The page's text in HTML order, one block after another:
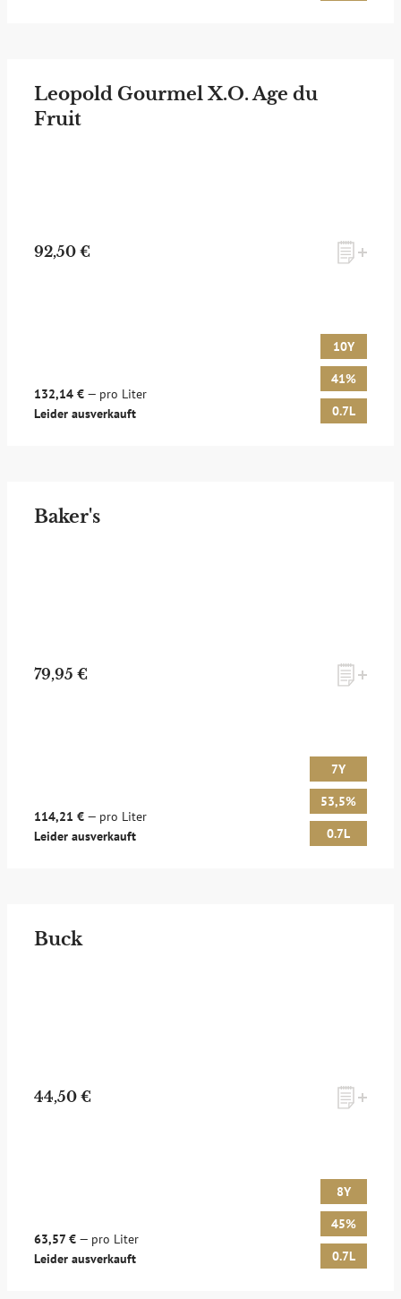
Leopold Gourmel X.O. Age du
Fruit
92,50 €
132,14 € — pro Liter
Leider ausverkauft
10Y
41%
0.7L
Baker's
79,95 €
114,21 € — pro Liter
Leider ausverkauft
7Y
53,5%
0.7L
Buck
44,50 €
63,57 € — pro Liter
Leider ausverkauft
8Y
45%
0.7L
Möchten Sie ein für Newsletter-Abonnenten exklusives
auf dem Laufenden gehalten werden? Dann melden Sie sich